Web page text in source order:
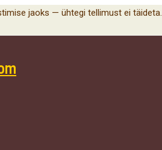
jaoks — ühtegi tellimust ei täideta.
Menu
Toggle
Menu
Toggle
Menu
Toggle